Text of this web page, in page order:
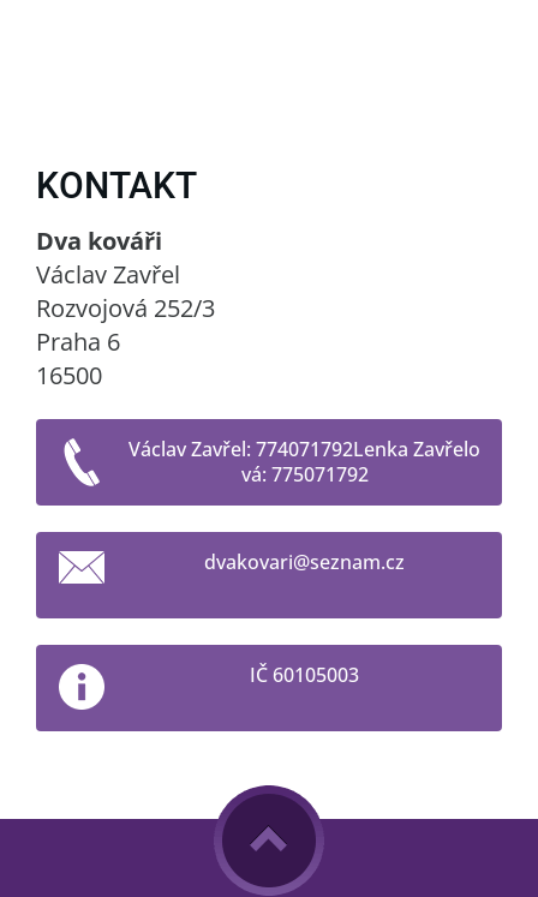
KONTAKT
Dva kováři
Václav Zavřel
Rozvojová 252/3
Praha 6
16500
Václav Zavřel: 774071792Lenka Zavřelo
vá: 775071792
dvakovari@seznam.cz
IČ 60105003